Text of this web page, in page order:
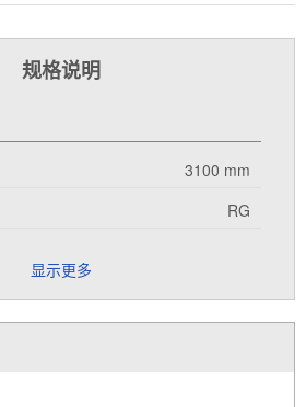
规格说明
3100 mm
RG
显示更多